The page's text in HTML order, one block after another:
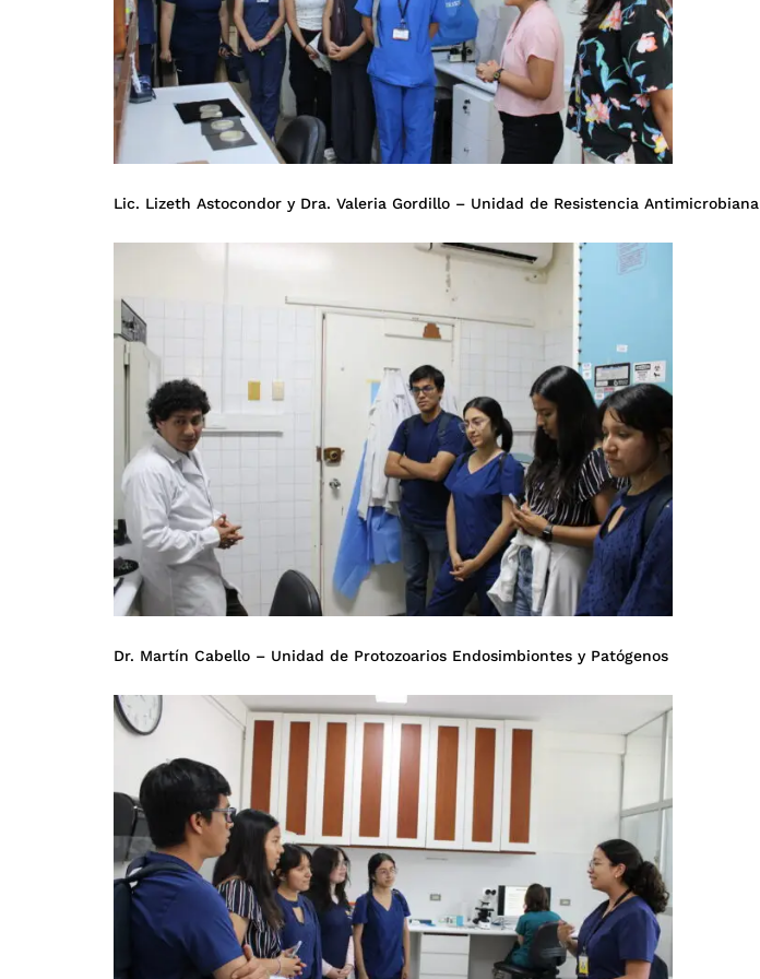
Lic. Lizeth Astocondor y Dra. Valeria Gordillo – Unidad de Resistencia Antimicrobiana
Dr. Martín Cabello – Unidad de Protozoarios Endosimbiontes y Patógenos